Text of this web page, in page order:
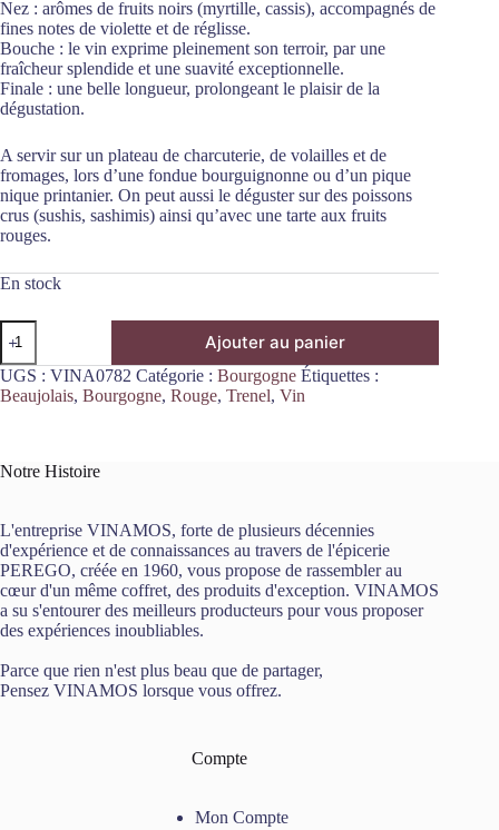
Nez : arômes de fruits noirs (myrtille, cassis), accompagnés de
fines notes de violette et de réglisse.
Bouche : le vin exprime pleinement son terroir, par une
fraîcheur splendide et une suavité exceptionnelle.
Finale : une belle longueur, prolongeant le plaisir de la
dégustation.
A servir sur un plateau de charcuterie, de volailles et de
fromages, lors d’une fondue bourguignonne ou d’un pique
nique printanier. On peut aussi le déguster sur des poissons
crus (sushis, sashimis) ainsi qu’avec une tarte aux fruits
rouges.
En stock
quantité
de
Beaujolais
Nouveau
2023
Ajouter au panier
UGS : VINA0782 Catégorie : Bourgogne Étiquettes :
Beaujolais, Bourgogne, Rouge, Trenel, Vin
Notre Histoire
L'entreprise VINAMOS, forte de plusieurs décennies
d'expérience et de connaissances au travers de l'épicerie
PEREGO, créée en 1960, vous propose de rassembler au
cœur d'un même coffret, des produits d'exception. VINAMOS
a su s'entourer des meilleurs producteurs pour vous proposer
des expériences inoubliables.
Parce que rien n'est plus beau que de partager,
Pensez VINAMOS lorsque vous offrez.
Compte
Mon Compte